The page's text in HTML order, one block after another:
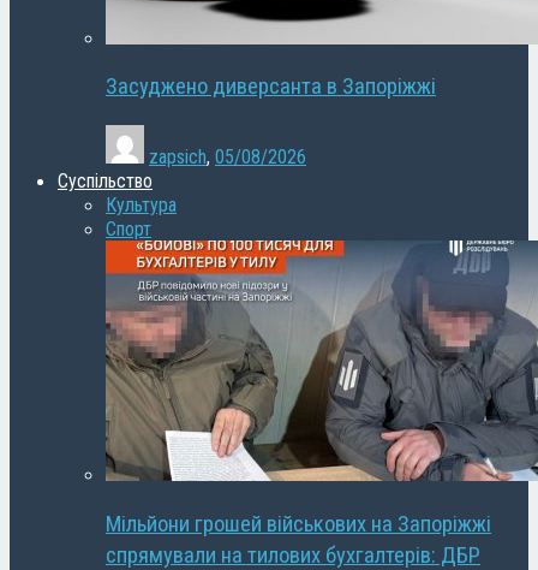
Засуджено диверсанта в Запоріжжі
zapsich, 05/08/2026
Суспільство
Культура
Спорт
Мільйони грошей військових на Запоріжжі
спрямували на тилових бухгалтерів: ДБР